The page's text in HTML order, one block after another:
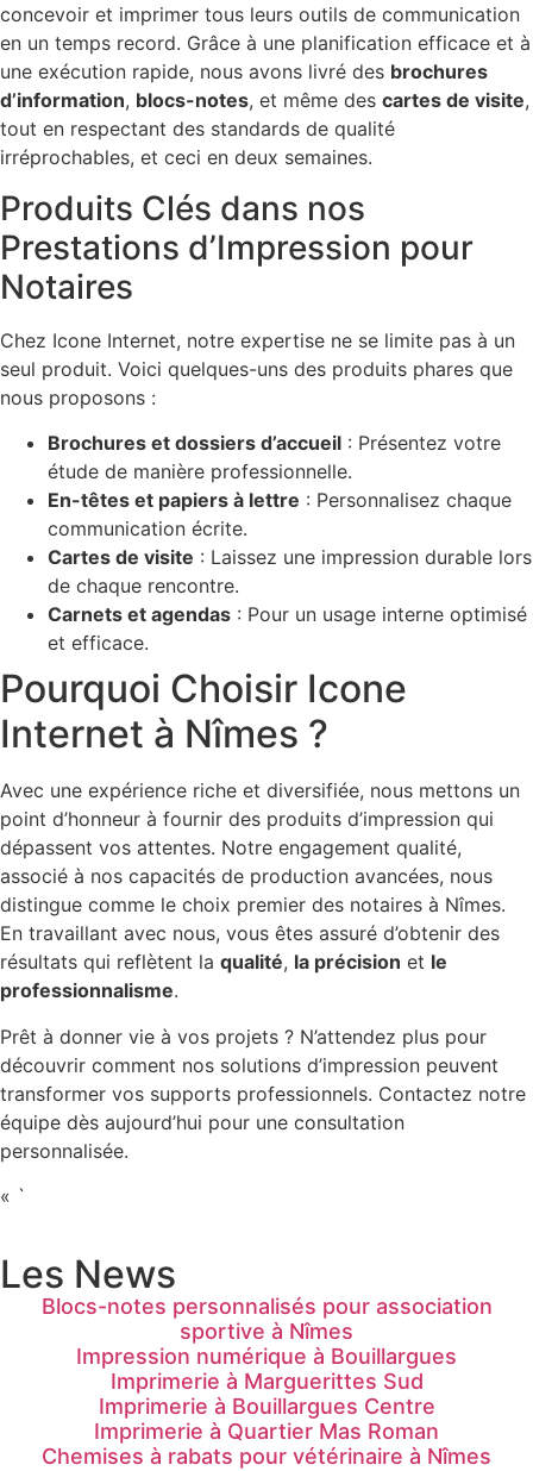
concevoir et imprimer tous leurs outils de communication
en un temps record. Grâce à une planification efficace et à
une exécution rapide, nous avons livré des brochures
d’information, blocs-notes, et même des cartes de visite,
tout en respectant des standards de qualité
irréprochables, et ceci en deux semaines.
Produits Clés dans nos
Prestations d’Impression pour
Notaires
Chez Icone Internet, notre expertise ne se limite pas à un
seul produit. Voici quelques-uns des produits phares que
nous proposons :
Brochures et dossiers d’accueil : Présentez votre
étude de manière professionnelle.
En-têtes et papiers à lettre : Personnalisez chaque
communication écrite.
Cartes de visite : Laissez une impression durable lors
de chaque rencontre.
Carnets et agendas : Pour un usage interne optimisé
et efficace.
Pourquoi Choisir Icone
Internet à Nîmes ?
Avec une expérience riche et diversifiée, nous mettons un
point d’honneur à fournir des produits d’impression qui
dépassent vos attentes. Notre engagement qualité,
associé à nos capacités de production avancées, nous
distingue comme le choix premier des notaires à Nîmes.
En travaillant avec nous, vous êtes assuré d’obtenir des
résultats qui reflètent la qualité, la précision et le
professionnalisme.
Prêt à donner vie à vos projets ? N’attendez plus pour
découvrir comment nos solutions d’impression peuvent
transformer vos supports professionnels. Contactez notre
équipe dès aujourd’hui pour une consultation
personnalisée.
« `
Les News
Blocs-notes personnalisés pour association
sportive à Nîmes
Impression numérique à Bouillargues
Imprimerie à Marguerittes Sud
Imprimerie à Bouillargues Centre
Imprimerie à Quartier Mas Roman
Chemises à rabats pour vétérinaire à Nîmes